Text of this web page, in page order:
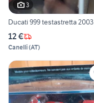
3
Ducati 999 testastretta 2003
12 €
Canelli(AT)